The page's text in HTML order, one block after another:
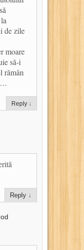
de zile
moare
să-i
rămân
Reply ↓
Reply ↓